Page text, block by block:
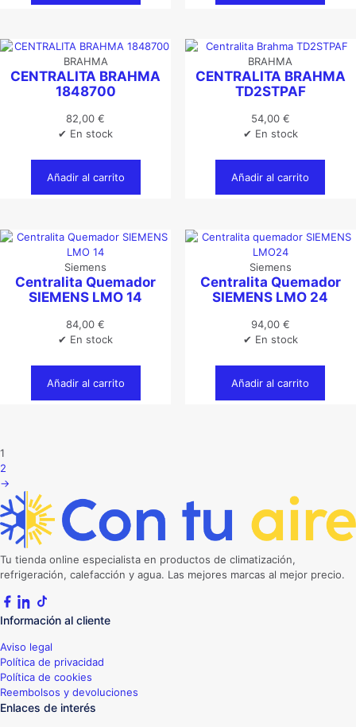
BRAHMA
CENTRALITA BRAHMA
1848700
82,00€
✔ En stock
Añadir al carrito
BRAHMA
CENTRALITA BRAHMA
TD2STPAF
54,00 €
✔ En stock
Añadir al carrito
Siemens
Centralita Quemador
SIEMENS LMO 14
84,00€
✔ En stock
Añadir al carrito
Siemens
Centralita Quemador
SIEMENS LMO 24
94,00 €
✔ En stock
Añadir al carrito
1
2
→
Tu tienda online especialista en productos de climatización,
refrigeración, calefacción y agua. Las mejores marcas al mejor precio.
Información al cliente
Aviso legal
Política de privacidad
Política de cookies
Reembolsos y devoluciones
Enlaces de interés